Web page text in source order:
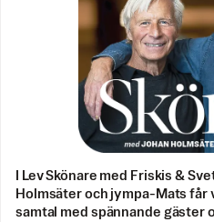
I Lev Skönare med Friskis &
Holmsäter och jympa-Mats får
samtal med spännande gäster